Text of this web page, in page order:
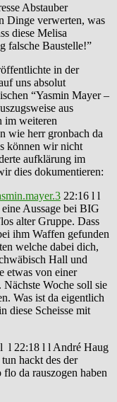
Abstauber
Dinge verwerten, was
diese Melisa
falsche Baustelle!”
in der
uns absolut
“Yasmin Mayer –
aus
im weiteren
wie herr gronbach da
können wir nicht
aufklärung im
dies dokumentieren:
22:16 l l
Aussage bei BIG
alter Gruppe. Dass
ihm Waffen gefunden
welche dabei dich,
Hall und
etwas von einer
Woche soll sie
Was ist da eigentlich
diese Scheisse mit
l l 22:18 l l André Haug
hackt des der
da rauszogen haben